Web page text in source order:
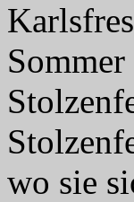
wo sie